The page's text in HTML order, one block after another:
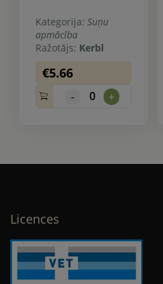
Kategorija: Suņu
apmācība
Ražotājs: Kerbl
€5.66
- 0 +
Licences